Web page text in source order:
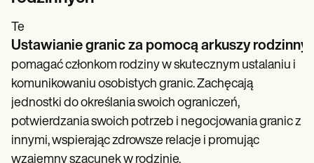
Te
Ustawianie granic za pomocą arkuszy
pomagać członkom rodziny w skutecznym ustalaniu i
komunikowaniu osobistych granic. Zachęcają
jednostki do określania swoich ograniczeń,
potwierdzania swoich potrzeb i negocjowania granic z
innymi, wspierając zdrowsze relacje i promując
wzajemny szacunek w rodzinie.